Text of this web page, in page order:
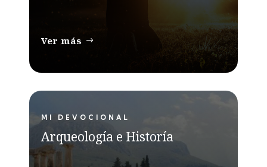
Ver más
MI DEVOCIONAL
Arqueología e Historía